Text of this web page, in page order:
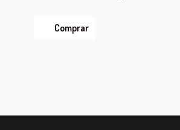
Comprar